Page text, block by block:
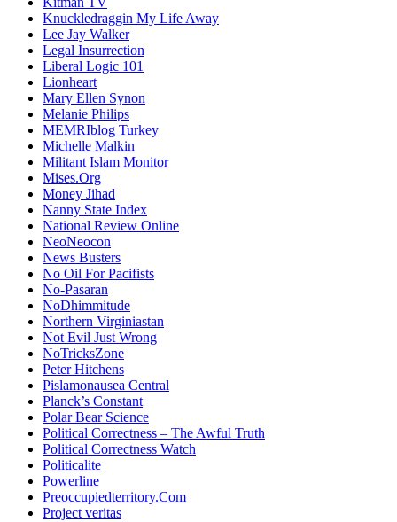
Knuckledraggin My Life Away
Lee Jay Walker
Legal Insurrection
Liberal Logic 101
Lionheart
Mary Ellen Synon
Melanie Philips
MEMRIblog Turkey
Michelle Malkin
Militant Islam Monitor
Mises.Org
Money Jihad
Nanny State Index
National Review Online
NeoNeocon
News Busters
No Oil For Pacifists
No-Pasaran
NoDhimmitude
Northern Virginiastan
Not Evil Just Wrong
NoTricksZone
Peter Hitchens
Pislamonausea Central
Planck’s Constant
Polar Bear Science
Political Correctness – The Awful Truth
Political Correctness Watch
Politicalite
Powerline
Preoccupiedterritory.Com
Project veritas